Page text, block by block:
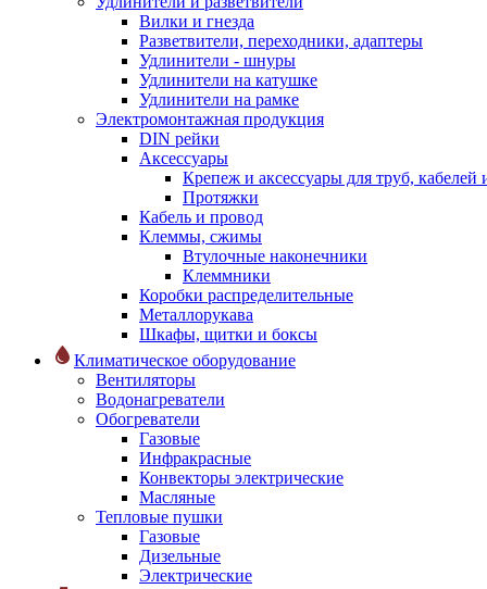
Вилки и гнезда
Разветвители, переходники, адаптеры
Удлинители - шнуры
Удлинители на катушке
Удлинители на рамке
Электромонтажная продукция
DIN рейки
Аксессуары
Крепеж и аксессуары для труб, кабелей
Протяжки
Кабель и провод
Клеммы, сжимы
Втулочные наконечники
Клеммники
Коробки распределительные
Металлорукава
Шкафы, щитки и боксы
Климатическое оборудование
Вентиляторы
Водонагреватели
Обогреватели
Газовые
Инфракрасные
Конвекторы электрические
Масляные
Тепловые пушки
Газовые
Дизельные
Электрические